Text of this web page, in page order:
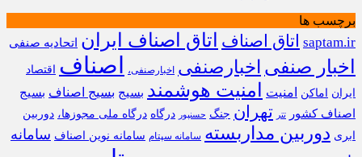
برچسب ها
saptam.ir اتاق اصناف اتاق اصناف ایران اتحادیه صنفی
اخبار صنفی اخبارصنفی اخبارصنفی، اصناف
اقتصاد
ایران
اماکن امنیت امنیت هوشمند بسیج بسیج اصناف بسیج
اصناف کشور
تتر تهران جنگ حسنپور درگاه درگاه ملی مجوزها، دوربین
ابری دوربین مداربسته سامانه سپتام سامانه نوین اصناف سامانه